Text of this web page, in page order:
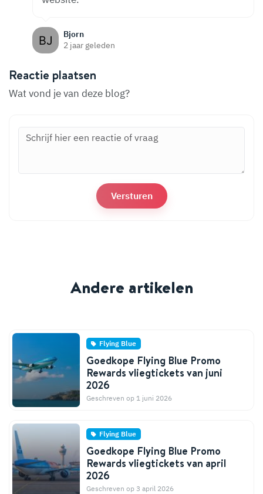
Bjorn
2 jaar geleden
Reactie plaatsen
Wat vond je van deze blog?
Andere artikelen
Flying Blue
Goedkope Flying Blue Promo
Rewards vliegtickets van juni
2026
Geschreven op 1 juni 2026
Flying Blue
Goedkope Flying Blue Promo
Rewards vliegtickets van april
2026
Geschreven op 3 april 2026